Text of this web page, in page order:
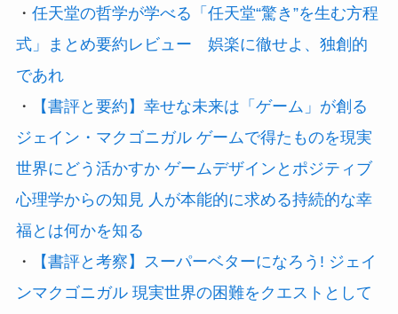
・ 任天堂の哲学が学べる「任天堂“驚き”を生む方程
式」まとめ要約レビュー 娯楽に徹せよ、独創的
であれ
・
【書評と要約】幸せな未来は「ゲーム」が創る
ジェイン・マクゴニガル ゲームで得たものを現実
世界にどう活かすか ゲームデザインとポジティブ
心理学からの知見 人が本能的に求める持続的な幸
福とは何かを知る
・
【書評と考察】スーパーベターになろう! ジェイ
ンマクゴニガル 現実世界の困難をクエストとして